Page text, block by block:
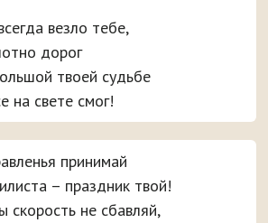
везло тебе,
дорог
твоей судьбе
на свете смог!
принимай
– праздник твой!
скорость не сбавляй,